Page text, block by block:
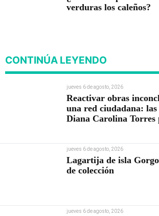
verduras los caleños?
CONTINÚA LEYENDO
jueves 6 de agosto, 2026
Reactivar obras
una red ciudadana: las
Diana Carolina Torres
jueves 6 de agosto, 2026
Lagartija de isla
de colección
jueves 6 de agosto, 2026